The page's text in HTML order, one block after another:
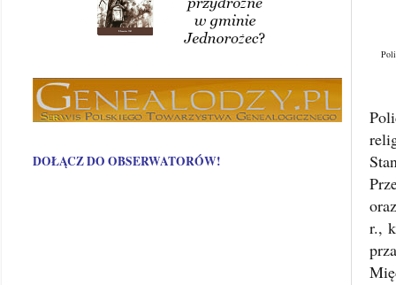
r.,
DOŁĄCZ DO OBSERWATORÓW!